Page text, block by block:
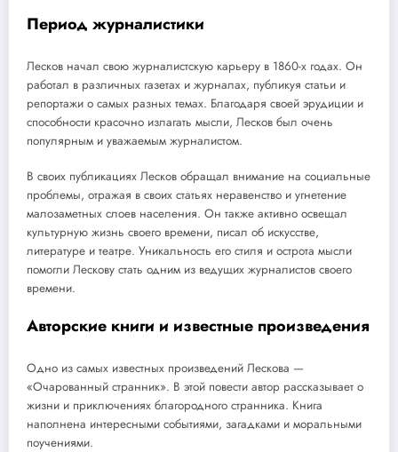
Период журналистики
Лесков начал свою журналистскую карьеру в 1860-х годах. Он
работал в различных газетах и журналах, публикуя статьи и
репортажи о самых разных темах. Благодаря своей эрудиции и
способности красочно излагать мысли, Лесков был очень
популярным и уважаемым журналистом.
В своих публикациях Лесков обращал внимание на социальные
проблемы, отражая в своих статьях неравенство и угнетение
малозаметных слоев населения. Он также активно освещал
культурную жизнь своего времени, писал об искусстве,
литературе и театре. Уникальность его стиля и острота мысли
помогли Лескову стать одним из ведущих журналистов своего
времени.
Авторские книги и известные произведения
Одно из самых известных произведений Лескова —
«Очарованный странник». В этой повести автор рассказывает о
жизни и приключениях благородного странника. Книга
наполнена интересными событиями, загадками и моральными
поучениями.